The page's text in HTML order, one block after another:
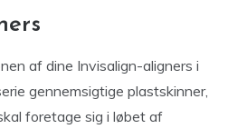
af dine Invisalign-aligners i
gennemsigtige plastskinner,
foretage sig i løbet af